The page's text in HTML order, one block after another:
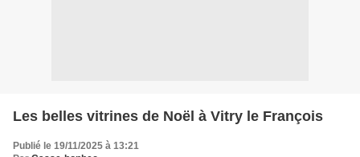
Les belles vitrines de Noël à Vitry le François
Publié le 19/11/2025 à 13:21